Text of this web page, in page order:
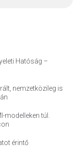
Hatóság –
nemzetközileg is
modelleken túl.
érintő